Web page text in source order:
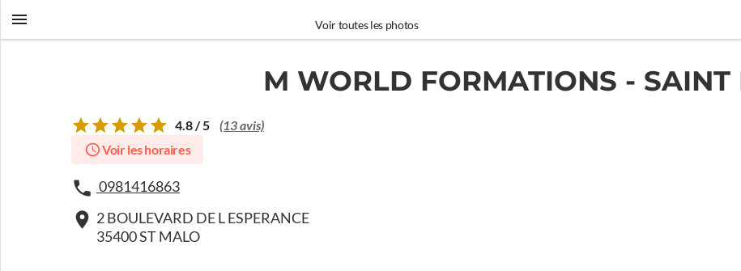
Voir toutes les photos
M WORLD FORMATIONS - SAINT
4.8 / 5 (13 avis)
Voir les horaires
0981416863
2 BOULEVARD DE L ESPERANCE
35400 ST MALO